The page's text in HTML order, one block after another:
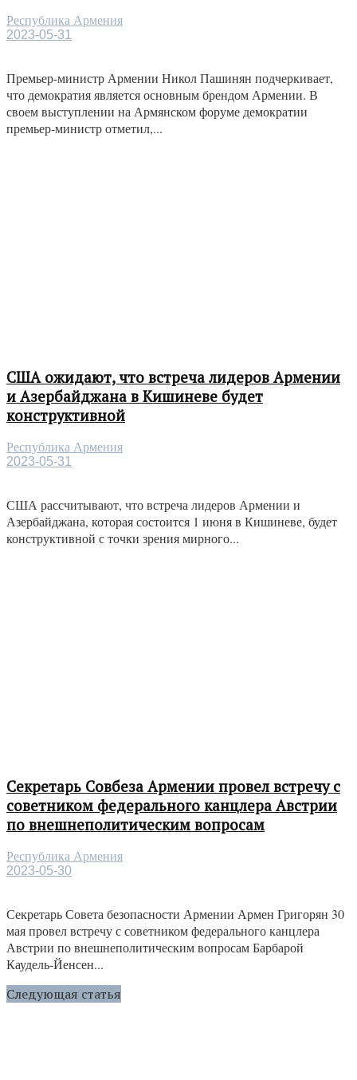
Республика Армения
2023-05-31
Премьер-министр Армении Никол Пашинян подчеркивает,
что демократия является основным брендом Армении. В
своем выступлении на Армянском форуме демократии
премьер-министр отметил,...
США ожидают, что встреча лидеров Армении
и Азербайджана в Кишиневе будет
конструктивной
Республика Армения
2023-05-31
США рассчитывают, что встреча лидеров Армении и
Азербайджана, которая состоится 1 июня в Кишиневе, будет
конструктивной с точки зрения мирного...
Секретарь Совбеза Армении провел встречу с
советником федерального канцлера Австрии
по внешнеполитическим вопросам
Республика Армения
2023-05-30
Секретарь Совета безопасности Армении Армен Григорян 30
мая провел встречу с советником федерального канцлера
Австрии по внешнеполитическим вопросам Барбарой
Каудель-Йенсен...
Следующая статья